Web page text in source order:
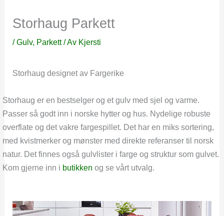
Storhaug Parkett
/Gulv, Parkett/ Av Kjersti
Storhaug designet av Fargerike
Storhaug er en bestselger og et gulv med sjel og varme.
Passer så godt inn i norske hytter og hus. Nydelige robuste
overflate og det vakre fargespillet. Det har en miks sortering,
med kvistmerker og mønster med direkte referanser til norsk
natur. Det finnes også gulvlister i farge og struktur som gulvet.
Kom gjerne inn i butikken og se vårt utvalg.